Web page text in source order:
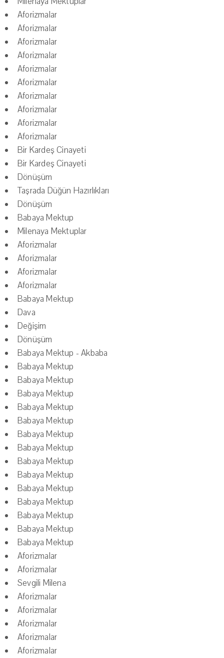
Aforizmalar
Aforizmalar
Aforizmalar
Aforizmalar
Aforizmalar
Aforizmalar
Aforizmalar
Aforizmalar
Aforizmalar
Aforizmalar
Bir Kardeş Cinayeti
Bir Kardeş Cinayeti
Dönüşüm
Taşrada Düğün Hazırlıkları
Dönüşüm
Babaya Mektup
Milenaya Mektuplar
Aforizmalar
Aforizmalar
Aforizmalar
Aforizmalar
Babaya Mektup
Dava
Değişim
Dönüşüm
Babaya Mektup - Akbaba
Babaya Mektup
Babaya Mektup
Babaya Mektup
Babaya Mektup
Babaya Mektup
Babaya Mektup
Babaya Mektup
Babaya Mektup
Babaya Mektup
Babaya Mektup
Babaya Mektup
Babaya Mektup
Babaya Mektup
Babaya Mektup
Aforizmalar
Aforizmalar
Sevgili Milena
Aforizmalar
Aforizmalar
Aforizmalar
Aforizmalar
Aforizmalar